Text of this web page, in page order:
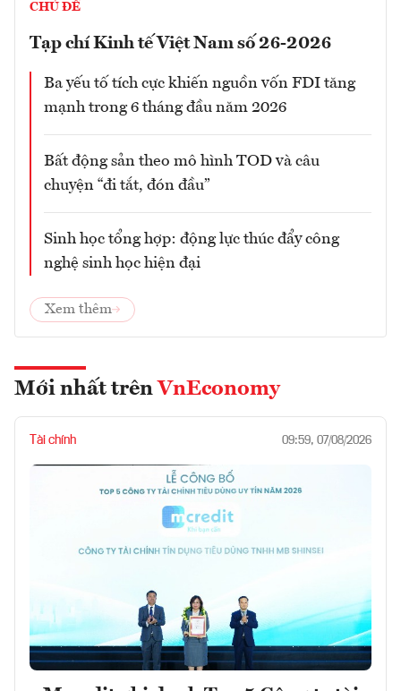
CHỦ ĐỀ
Tạp chí Kinh tế Việt Nam số 26-2026
Ba yếu tố tích cực khiến nguồn vốn FDI tăng
mạnh trong 6 tháng đầu năm 2026
Bất động sản theo mô hình TOD và câu
chuyện “đi tắt, đón đầu”
Sinh học tổng hợp: động lực thúc đẩy công
nghệ sinh học hiện đại
Xem thêm
Mới nhất trên VnEconomy
Tài chính 09:59, 07/08/2026